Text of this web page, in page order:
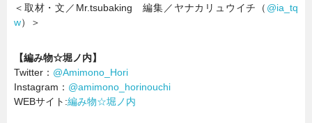
＜取材・文／Mr.tsubaking 編集／ヤナカリュウイチ（ @ia_tq
w）＞
【編み物☆堀ノ内】
Twitter： @Amimono_Hori
Instagram： @amimono_horinouchi
WEBサイト:編み物☆堀ノ内